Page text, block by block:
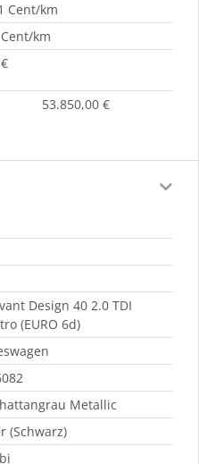
Cent/km
km
53.850,00 €
Design 40 2.0 TDI
(EURO 6d)
Metallic
(Schwarz)